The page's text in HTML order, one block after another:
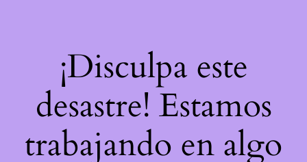
¡Disculpa este
desastre! Estamos
trabajando en algo